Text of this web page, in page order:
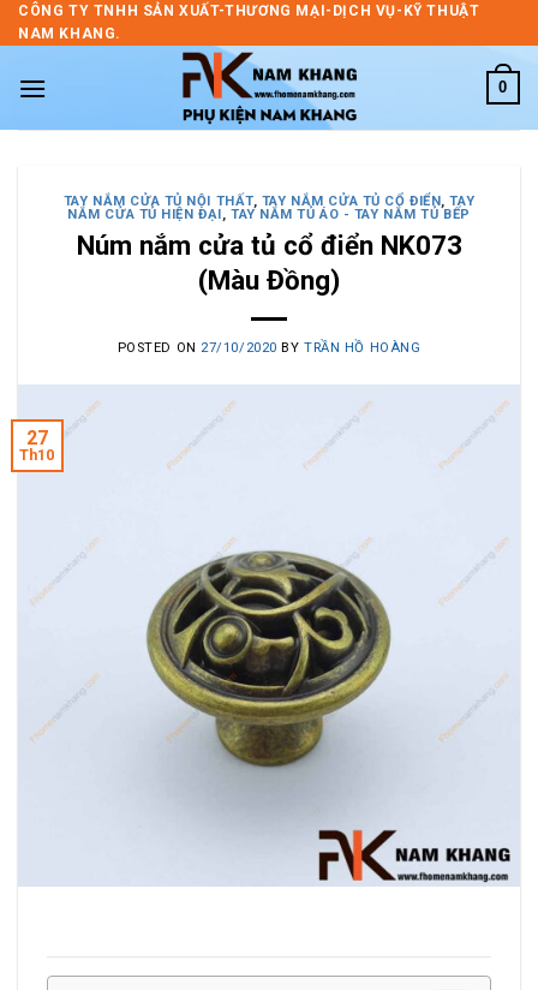
Skip
to
CÔNG TY TNHH SẢN XUẤT-THƯƠNG MẠI-DỊCH VỤ-KỸ THUẬT
NAM KHANG.
0
TAY NẮM CỬA TỦ NỘI THẤT, TAY NẮM CỬA TỦ CỔ ĐIỂN,TAY
NẮM CỬA TỦ HIỆN ĐẠI, TAY NẮM TỦ ÁO - TAY NẮM TỦ BẾP
Núm nắm cửa tủ cổ điển NK073
(Màu Đồng)
POSTED ON 27/10/2020 BYTRẦN HỒ HOÀNG
27
Th10